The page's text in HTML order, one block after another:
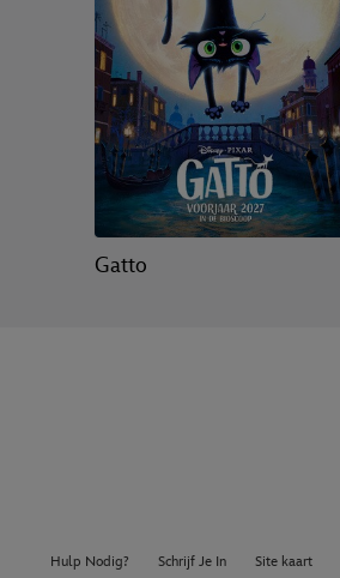
Gatto
Hulp Nodig? Schrijf Je In Site kaart